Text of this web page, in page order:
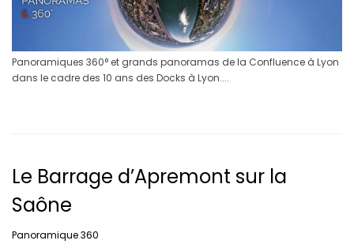
Panoramiques 360° et grands panoramas de la Confluence à Lyon
dans le cadre des 10 ans des Docks à Lyon....
Le Barrage d’Apremont sur la
Saône
Panoramique 360